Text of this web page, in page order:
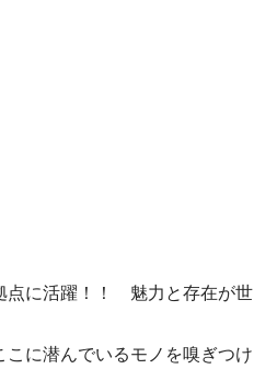
点に活躍！！ 魅力と存在が世
こに潜んでいるモノを嗅ぎつけ